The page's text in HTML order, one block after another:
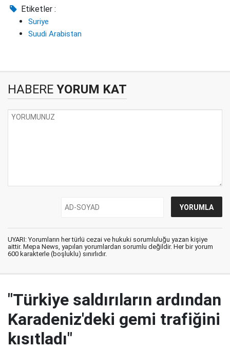
Etiketler :
Suriye
Suudi Arabistan
HABERE YORUM KAT
UYARI: Yorumların her türlü cezai ve hukuki sorumluluğu yazan kişiye
aittir. Mepa News, yapılan yorumlardan sorumlu değildir. Her bir yorum
600 karakterle (boşluklu) sınırlıdır.
"Türkiye saldırıların ardından
Karadeniz'deki gemi trafiğini
kısıtladı"